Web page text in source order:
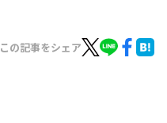
この記事をシェア